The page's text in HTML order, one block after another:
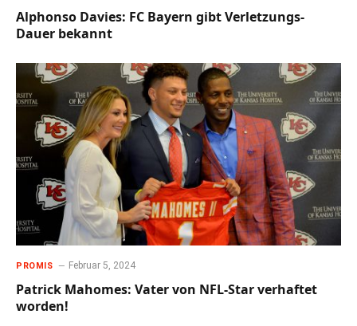
Alphonso Davies: FC Bayern gibt Verletzungs-
Dauer bekannt
PROMIS Februar 5, 2024
Patrick Mahomes: Vater von NFL-Star verhaftet
worden!